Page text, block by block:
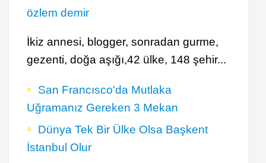
özlem demir
İkiz annesi, blogger, sonradan gurme,
gezenti, doğa aşığı,42 ülke, 148 şehir...
San Francısco'da Mutlaka
Uğramanız Gereken 3 Mekan
Dünya Tek Bir Ülke Olsa Başkent
İstanbul Olur